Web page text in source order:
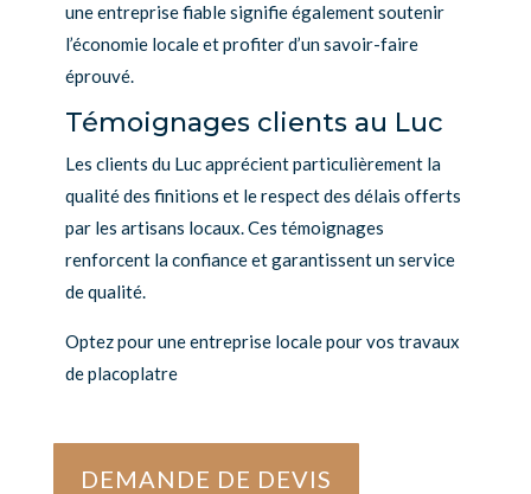
une entreprise fiable signifie également soutenir
l’économie locale et profiter d’un savoir-faire
éprouvé.
Témoignages clients au Luc
Les clients du Luc apprécient particulièrement la
qualité des finitions et le respect des délais offerts
par les artisans locaux. Ces témoignages
renforcent la confiance et garantissent un service
de qualité.
Optez pour une entreprise locale pour vos travaux
de placoplatre
DEMANDE DE DEVIS